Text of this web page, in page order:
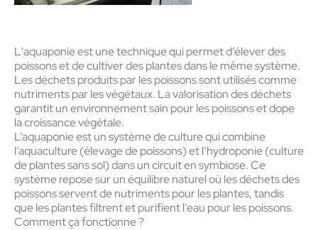
L'aquaponie est une technique qui permet d’élever des
poissons et de cultiver des plantes dans le même système.
Les déchets produits par les poissons sont utilisés comme
nutriments par les végétaux. La valorisation des déchets
garantit un environnement sain pour les poissons et dope
la croissance végétale.
L’aquaponie est un système de culture qui combine
l’aquaculture (élevage de poissons) et l’hydroponie (culture
de plantes sans sol) dans un circuit en symbiose. Ce
système repose sur un équilibre naturel où les déchets des
poissons servent de nutriments pour les plantes, tandis
que les plantes filtrent et purifient l’eau pour les poissons.
Comment ça fonctionne ?